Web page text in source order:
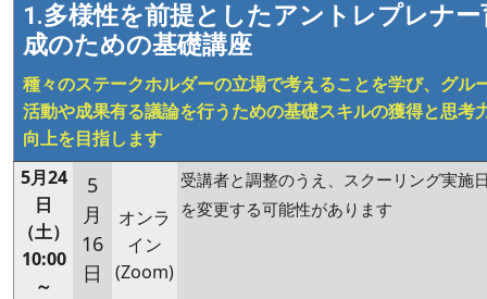
1.多様性を前提としたアントレプレナー
成のための基礎講座
種々のステークホルダーの立場で考えることを学び、グル
活動や成果有る議論を行うための基礎スキルの獲得と思考
向上を目指します
5月24
日
（土）
10:00
～
5
月
16
日
オンラ
イン
(Zoom)
受講者と調整のうえ、スクーリング実施
を変更する可能性があります